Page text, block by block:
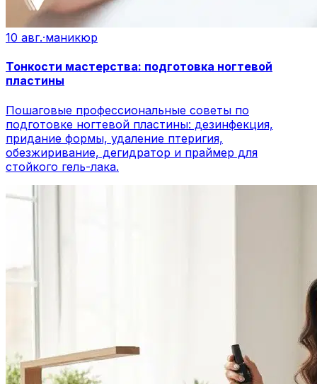
10 авг.·маникюр
Тонкости мастерства: подготовка ногтевой
пластины
Пошаговые профессиональные советы по
подготовке ногтевой пластины: дезинфекция,
придание формы, удаление птеригия,
обезжиривание, дегидратор и праймер для
стойкого гель-лака.